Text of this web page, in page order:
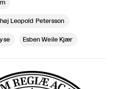
Leopold Petersson
Esben Weile Kjær